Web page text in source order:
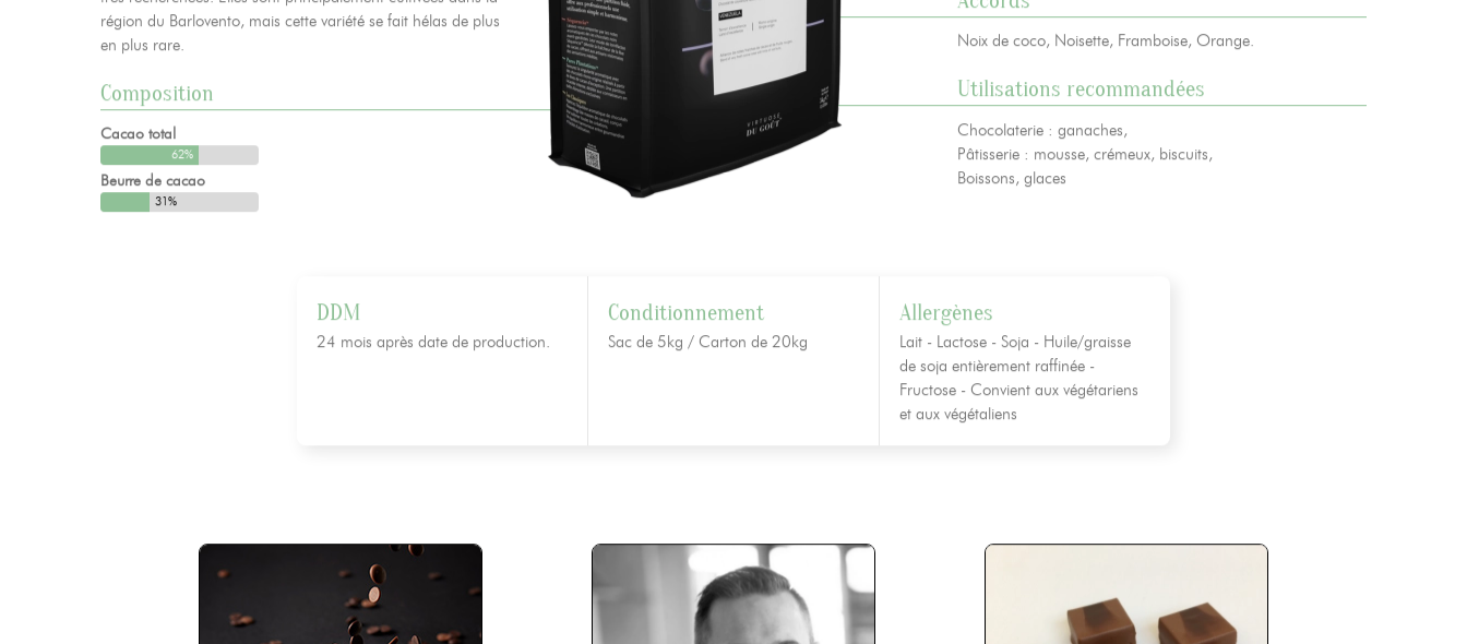
région du Barlovento, mais cette variété se fait hélas de plus
en plus rare.
Composition
Cacao total
62%
Beurre de cacao
31%
Noix de coco, Noisette, Framboise, Orange.
Utilisations recommandées
Chocolaterie : ganaches,
Pâtisserie : mousse, crémeux, biscuits,
Boissons, glaces
DDM
24 mois après date de production.
Conditionnement
Sac de 5kg / Carton de 20kg
Allergènes
Lait - Lactose - Soja - Huile/graisse
de soja entièrement raffinée -
Fructose - Convient aux végétariens
et aux végétaliens